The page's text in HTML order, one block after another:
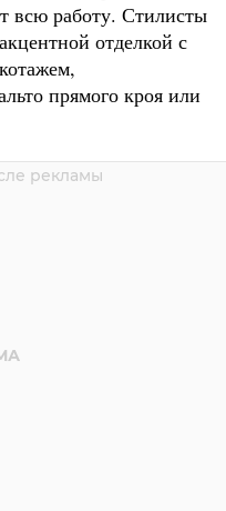
всю работу. Стилисты
отделкой с
прямого кроя или